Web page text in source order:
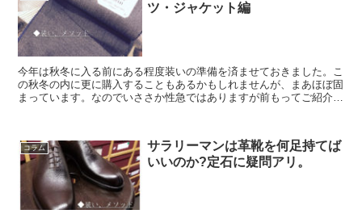
ツ・ジャケット編
今年は秋冬に入る前にある程度装いの準備を済ませておきました。こ
の秋冬の内に更に購入することもあるかもしれませんが、まあほぼ固
まっています。なのでいささか性急ではありますが前もってご紹介し
コラム
サラリーマンは革靴を何足持てば
いいのか?定石に疑問アリ。